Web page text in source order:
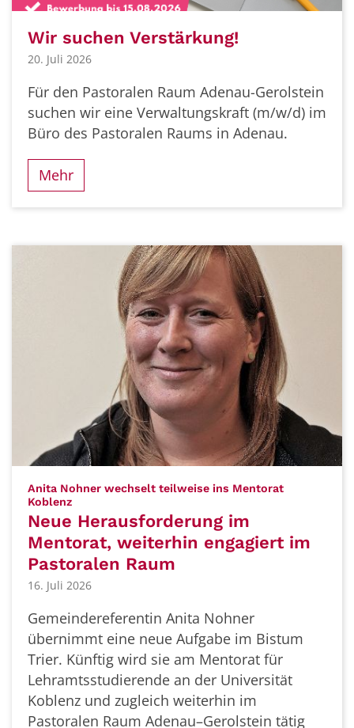
Wir suchen Verstärkung!
20. Juli 2026
Für den Pastoralen Raum Adenau-Gerolstein
suchen wir eine Verwaltungskraft (m/w/d) im
Büro des Pastoralen Raums in Adenau.
Mehr
Anita Nohner wechselt teilweise ins Mentorat
Koblenz:
Neue Herausforderung im
Mentorat, weiterhin engagiert im
Pastoralen Raum
16. Juli 2026
Gemeindereferentin Anita Nohner
übernimmt eine neue Aufgabe im Bistum
Trier. Künftig wird sie am Mentorat für
Lehramtsstudierende an der Universität
Koblenz und zugleich weiterhin im
Pastoralen Raum Adenau–Gerolstein tätig